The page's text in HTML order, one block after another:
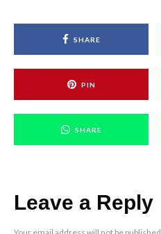
SHARE
PIN
SHARE
Leave a Reply